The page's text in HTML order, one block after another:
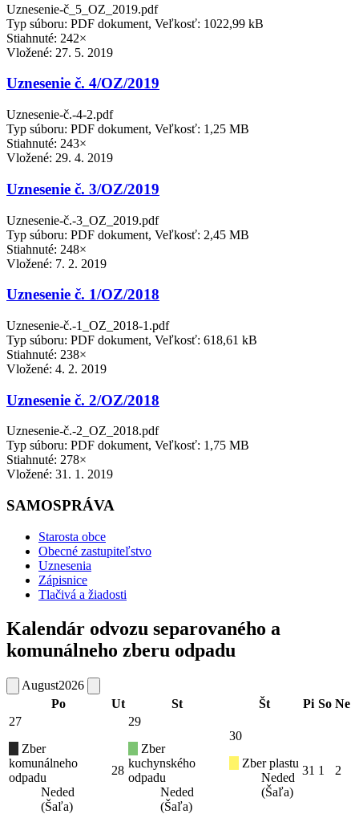
Uznesenie-č_5_OZ_2019.pdf
Typ súboru: PDF dokument, Veľkosť: 1022,99 kB
Stiahnuté: 242×
Vložené: 27. 5. 2019
Uznesenie č. 4/OZ/2019
Uznesenie-č.-4-2.pdf
Typ súboru: PDF dokument, Veľkosť: 1,25 MB
Stiahnuté: 243×
Vložené: 29. 4. 2019
Uznesenie č. 3/OZ/2019
Uznesenie-č.-3_OZ_2019.pdf
Typ súboru: PDF dokument, Veľkosť: 2,45 MB
Stiahnuté: 248×
Vložené: 7. 2. 2019
Uznesenie č. 1/OZ/2018
Uznesenie-č.-1_OZ_2018-1.pdf
Typ súboru: PDF dokument, Veľkosť: 618,61 kB
Stiahnuté: 238×
Vložené: 4. 2. 2019
Uznesenie č. 2/OZ/2018
Uznesenie-č.-2_OZ_2018.pdf
Typ súboru: PDF dokument, Veľkosť: 1,75 MB
Stiahnuté: 278×
Vložené: 31. 1. 2019
SAMOSPRÁVA
Starosta obce
Obecné zastupiteľstvo
Uznesenia
Zápisnice
Tlačivá a žiadosti
Kalendár odvozu separovaného a
komunálneho zberu odpadu
August2026
Po
Ut St Št Pi So Ne
27
Zber
komunálneho
odpadu
Neded
(Šaľa)
28
29
Zber
kuchynského
odpadu
Neded
(Šaľa)
30
Zber plastu
Neded
(Šaľa)
31 1 2